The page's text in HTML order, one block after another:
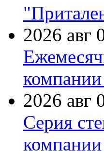
2026 авг
2026 авг
Серия